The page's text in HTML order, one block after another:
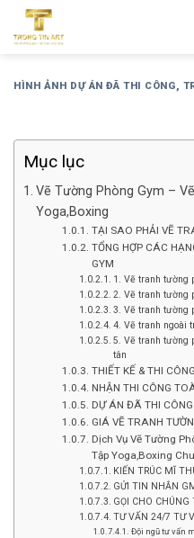
qua
dungHÌNH ẢNH DỰ ÁN ĐÃ THI CÔNG,
Mục lục
Vẽ Tường Phòng Gym –
Yoga,Boxing
TẠI SAO PHẢI VẼ
TỔNG HỢP CÁC
GYM
1. Vẽ tranh tường
2. Vẽ tranh tường
3. Vẽ tranh tường
4. Vẽ tranh ngoài
5. Vẽ tranh tường
tân
THIẾT KẾ & THI
NHẬN THI CÔNG
DỰ ÁN ĐÃ THI CÔNG
GIÁ VẼ TRANH
Dịch Vụ Vẽ Tường
Tập Yoga,Boxing
KIẾN TRÚC MĨ
GỬI TIN NHẮN
GỌI CHO CHÚNG
TƯ VẤN 24/7 TƯ
Đội ngũ tư vấn